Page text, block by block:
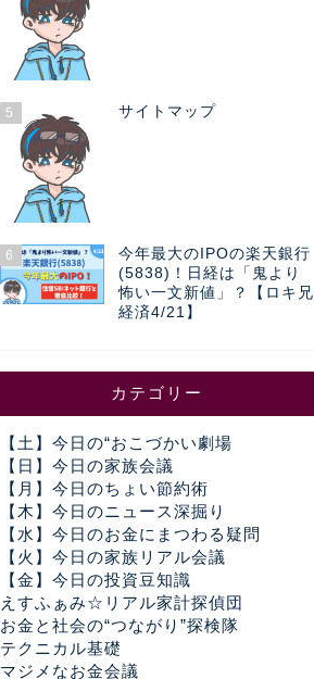
5 サイトマップ
6
今年最大のIPOの楽天銀行
(5838)！日経は「鬼より
怖い一文新値」？【ロキ兄
経済4/21】
カテゴリー
【土】今日の“おこづかい劇場
【日】今日の家族会議
【月】今日のちょい節約術
【木】今日のニュース深掘り
【水】今日のお金にまつわる疑問
【火】今日の家族リアル会議
【金】今日の投資豆知識
えすふぁみ☆リアル家計探偵団
お金と社会の“つながり”探検隊
テクニカル基礎
マジメなお金会議